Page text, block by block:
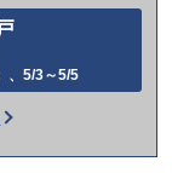
、5/3～5/5
話
か